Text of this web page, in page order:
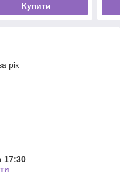
Купити
рік
17:30